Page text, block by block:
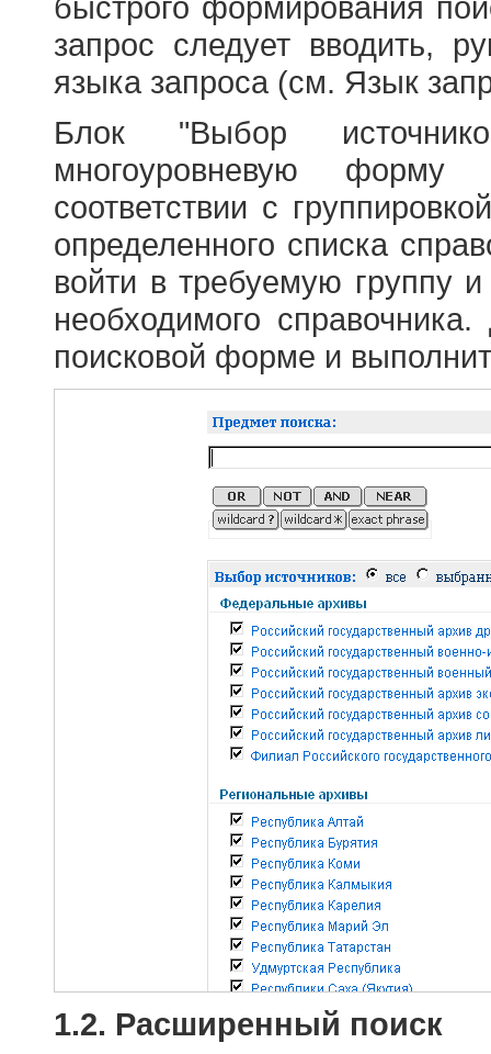
запрос следует вводить,
языка запроса (см. Язык
Блок "Выбор
многоуровневую форму
соответствии с
определенного списка
войти в требуемую группу и
необходимого
поисковой форме и
1.2. Расширенный поиск